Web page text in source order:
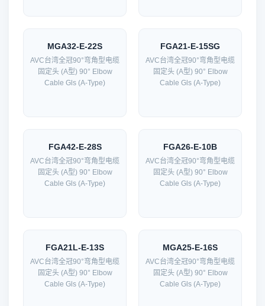
MGA32-E-22S
AVC台湾全冠90°弯角型电缆
固定头 (A型) 90° Elbow
Cable Gls (A-Type)
FGA21-E-15SG
AVC台湾全冠90°弯角型电缆
固定头 (A型) 90° Elbow
Cable Gls (A-Type)
FGA42-E-28S
AVC台湾全冠90°弯角型电缆
固定头 (A型) 90° Elbow
Cable Gls (A-Type)
FGA26-E-10B
AVC台湾全冠90°弯角型电缆
固定头 (A型) 90° Elbow
Cable Gls (A-Type)
FGA21L-E-13S
AVC台湾全冠90°弯角型电缆
固定头 (A型) 90° Elbow
Cable Gls (A-Type)
MGA25-E-16S
AVC台湾全冠90°弯角型电缆
固定头 (A型) 90° Elbow
Cable Gls (A-Type)